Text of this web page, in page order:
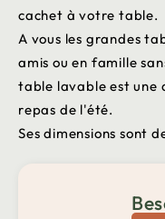
cachet à votre table.
A vous les grandes
amis ou en famille
table lavable est une
repas de l'été.
Ses dimensions sont